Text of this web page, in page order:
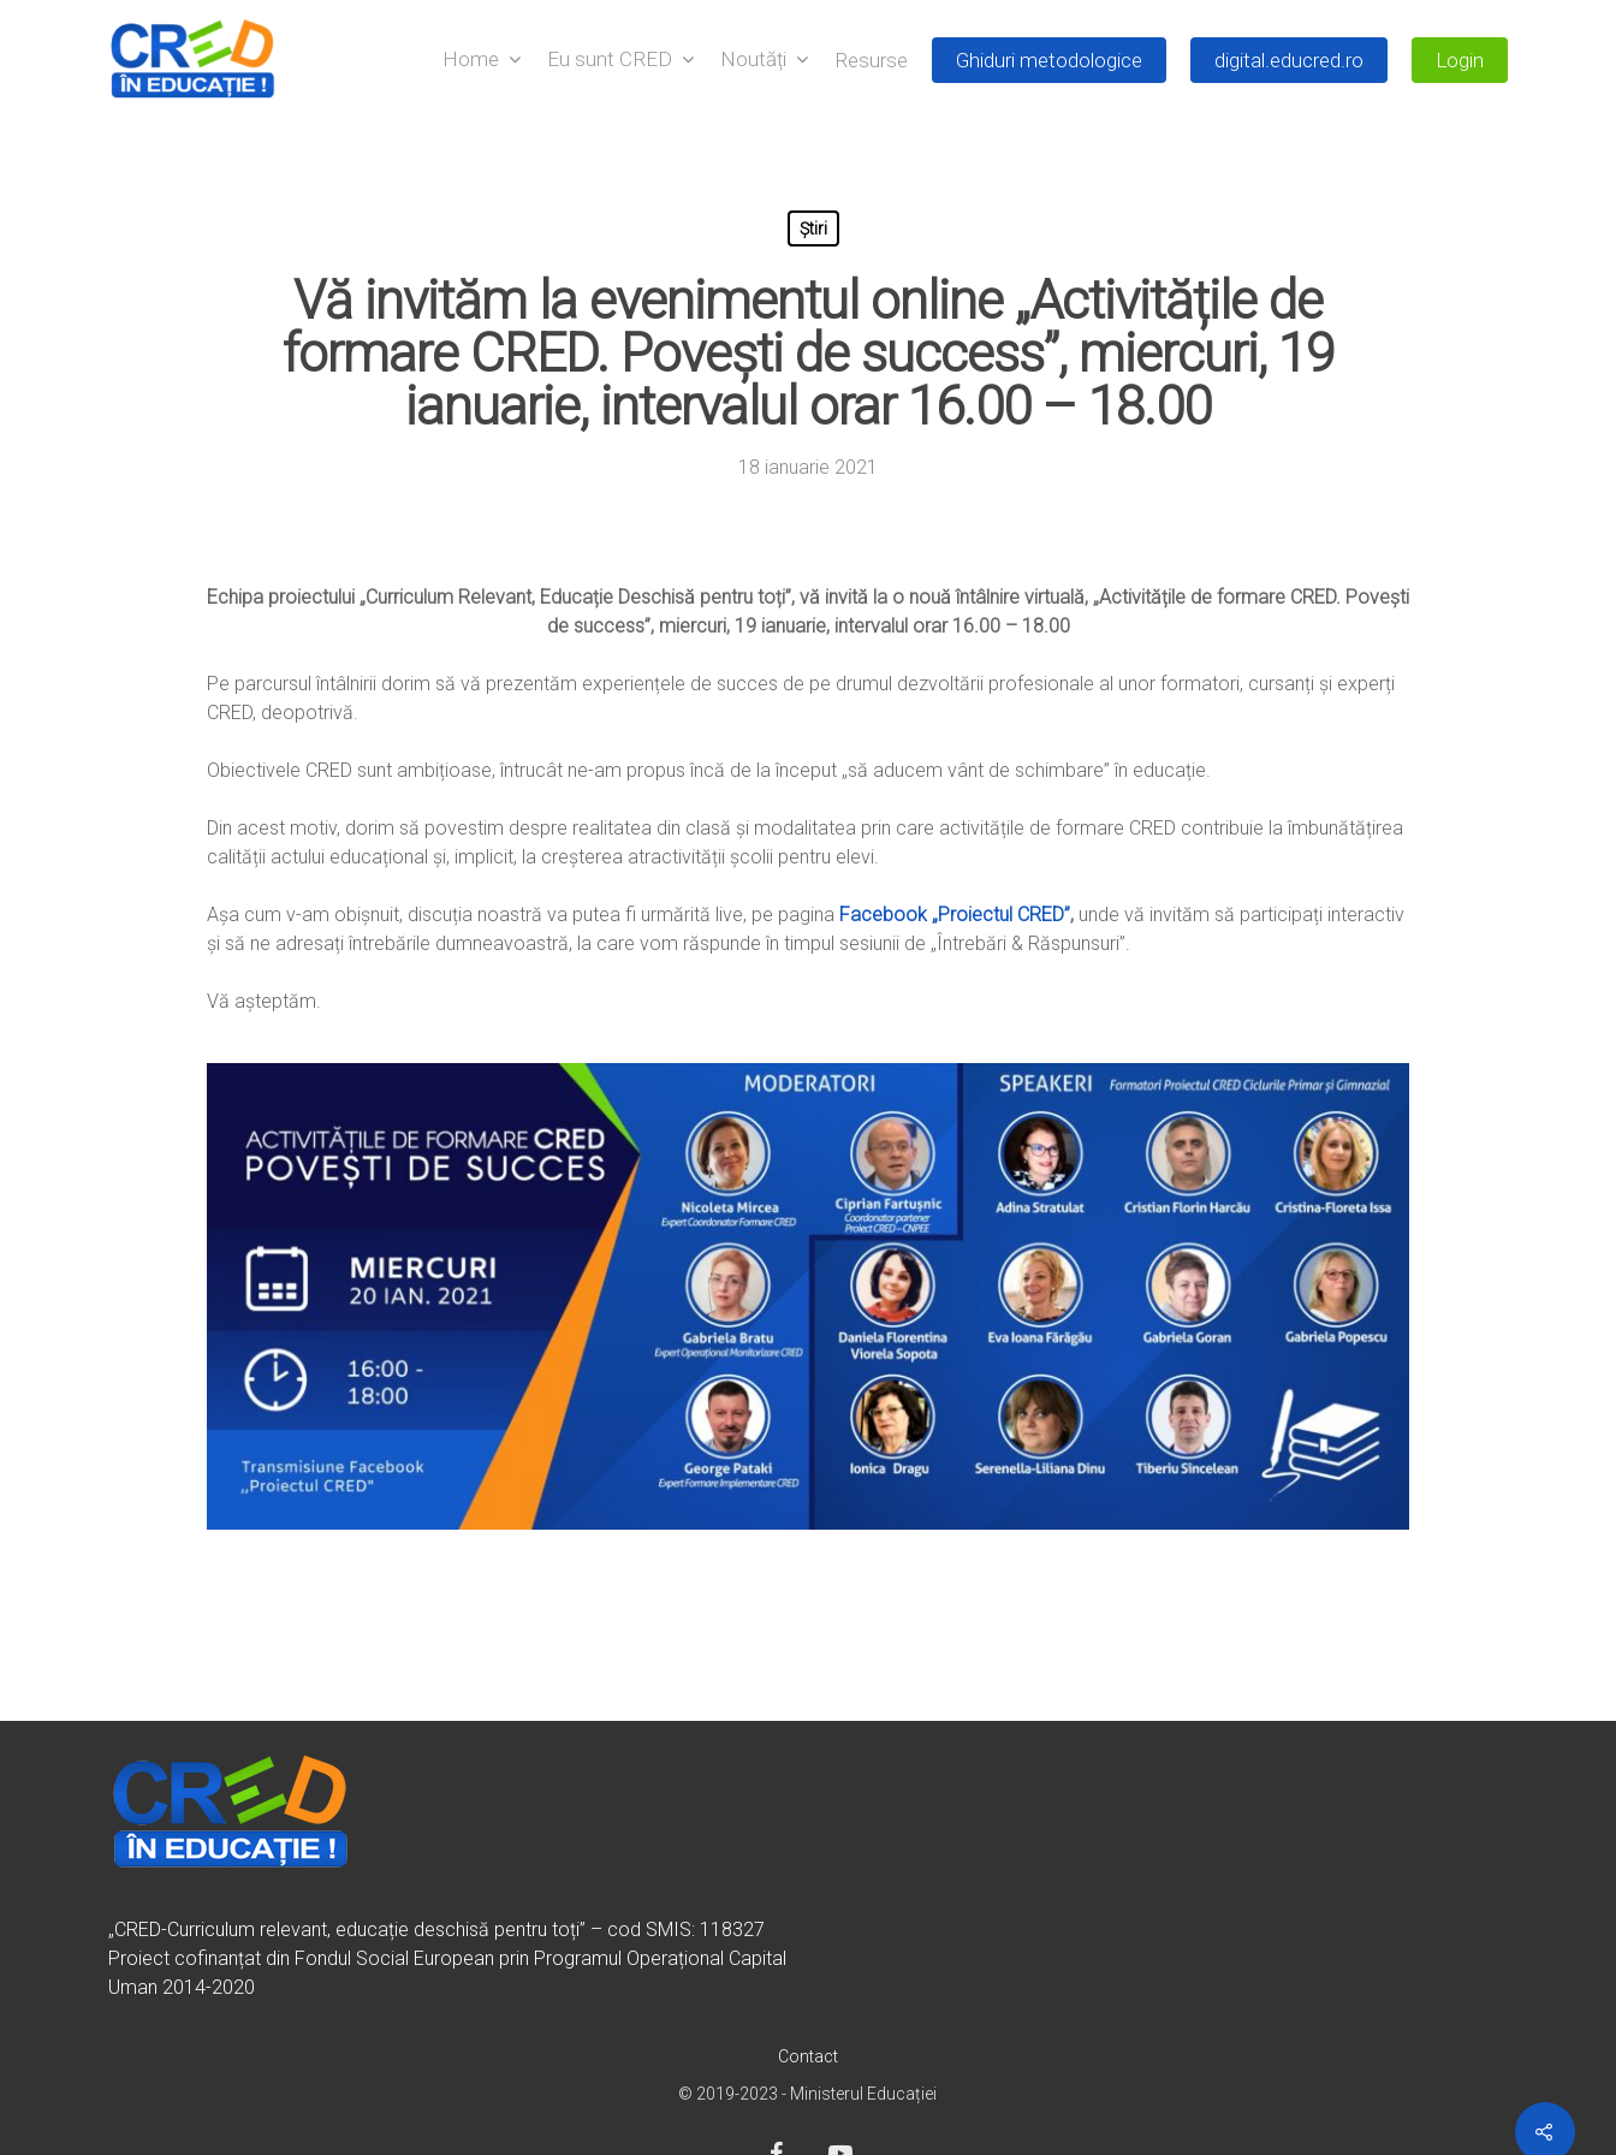
Hit enter to search or ESC to close
Home Eu sunt CRED Noutăți Resurse Ghiduri metodologice digital.educred.ro Login
Știri
Vă invităm la evenimentul online „Activitățile de
formare CRED. Povești de success”, miercuri, 19
ianuarie, intervalul orar 16.00 – 18.00
18 ianuarie 2021
Echipa proiectului „Curriculum Relevant, Educație Deschisă pentru toți”, vă invită la o nouă întâlnire virtuală, „Activitățile de formare CRED. Povești
de success”, miercuri, 19 ianuarie, intervalul orar 16.00 – 18.00
Pe parcursul întâlnirii dorim să vă prezentăm experiențele de succes de pe drumul dezvoltării profesionale al unor formatori, cursanți și experți
CRED, deopotrivă.
Obiectivele CRED sunt ambițioase, întrucât ne-am propus încă de la început „să aducem vânt de schimbare” în educație.
Din acest motiv, dorim să povestim despre realitatea din clasă și modalitatea prin care activitățile de formare CRED contribuie la îmbunătățirea
calității actului educațional și, implicit, la creșterea atractivității școlii pentru elevi.
Așa cum v-am obișnuit, discuția noastră va putea fi urmărită live, pe pagina Facebook „Proiectul CRED”, unde vă invităm să participați interactiv
și să ne adresați întrebările dumneavoastră, la care vom răspunde în timpul sesiunii de „Întrebări & Răspunsuri”.
Vă așteptăm.
„CRED-Curriculum relevant, educație deschisă pentru toți” – cod SMIS: 118327
Proiect cofinanțat din Fondul Social European prin Programul Operațional Capital
Uman 2014-2020
Contact
© 2019-2023 - Ministerul Educației